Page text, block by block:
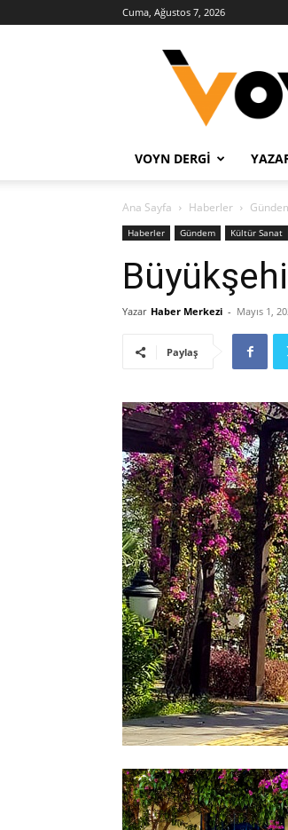
Cuma, Ağustos 7, 2026
VOYN DERGI
Ana Sayfa Haberler
Haberler Gündem Kültür Sanat
Yazar Haber Merkezi - Mayıs 1,
Paylaş